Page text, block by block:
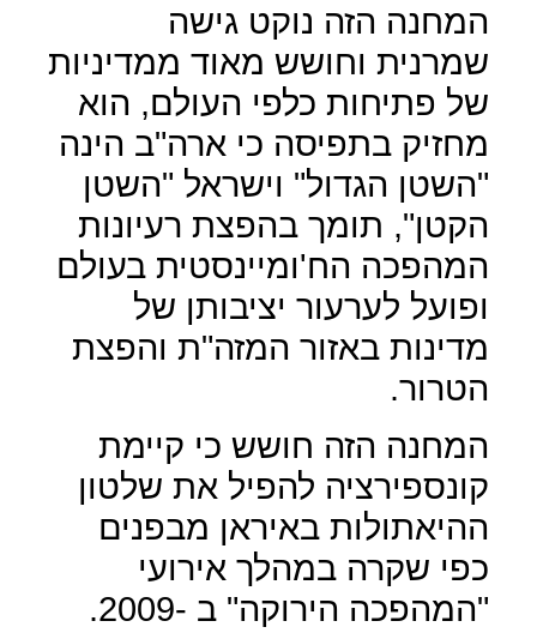
המחנה הזה נוקט גישה
שמרנית וחושש מאוד ממדיניות
של פתיחות כלפי העולם, הוא
מחזיק בתפיסה כי ארה"ב הינה
"השטן הגדול" וישראל "השטן
הקטן", תומך בהפצת רעיונות
המהפכה הח'ומיינסטית בעולם
ופועל לערעור יציבותן של
מדינות באזור המזה"ת והפצת
הטרור.
המחנה הזה חושש כי קיימת
קונספירציה להפיל את שלטון
ההיאתולות באיראן מבפנים
כפי שקרה במהלך אירועי
"המהפכה הירוקה" ב -2009.